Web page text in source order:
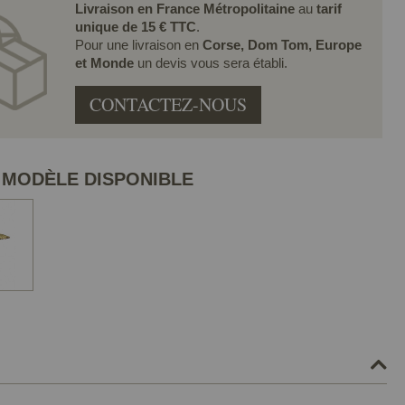
Livraison en France Métropolitaineau tarif
unique de 15 € TTC.
Pour une livraison en Corse, Dom Tom, Europe
et Monde un devis vous sera établi.
CONTACTEZ-NOUS
DISPONIBLE